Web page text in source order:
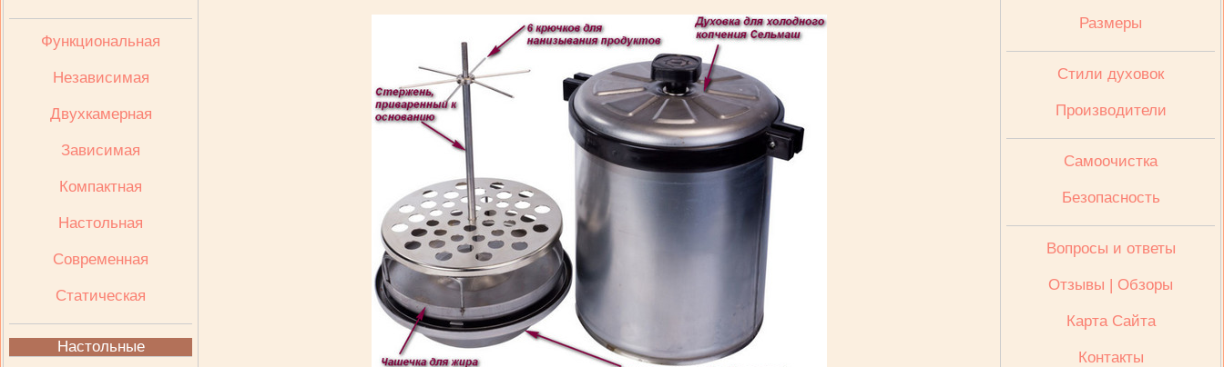
Функциональная
Независимая
Двухкамерная
Зависимая
Компактная
Настольная
Современная
Статическая
Настольные
Размеры
Стили духовок
Производители
Cамоочистка
Безопасность
Вопросы и ответы
Отзывы | Обзоры
Карта Сайта
Контакты